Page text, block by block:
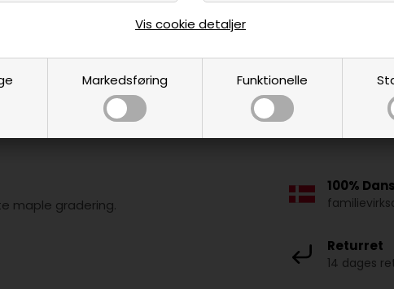
Markedsføring Funktionelle
Vis cookie detaljer
maple gradering.
100%
Returret
14 dages